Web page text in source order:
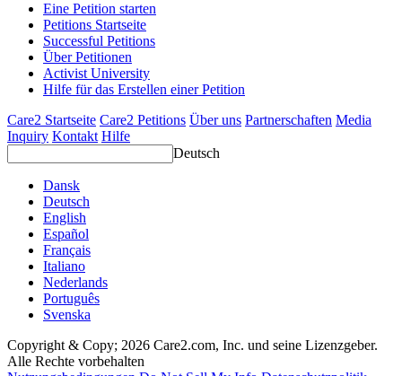
Eine Petition starten
Petitions Startseite
Successful Petitions
Über Petitionen
Activist University
Hilfe für das Erstellen einer Petition
Care2 Startseite Care2 Petitions Über uns Partnerschaften Media
Inquiry Kontakt Hilfe
Deutsch
Dansk
Deutsch
English
Español
Français
Italiano
Nederlands
Português
Svenska
Copyright & Copy; 2026 Care2.com, Inc. und seine Lizenzgeber.
Alle Rechte vorbehalten